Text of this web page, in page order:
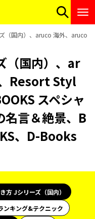
（国内）、aruco 海外、aruco
（国内）、ar
Resort Styl
スペシャ
名言＆絶景、B
、D-Books
方 Jシリーズ（国内）
ンキング&テクニック